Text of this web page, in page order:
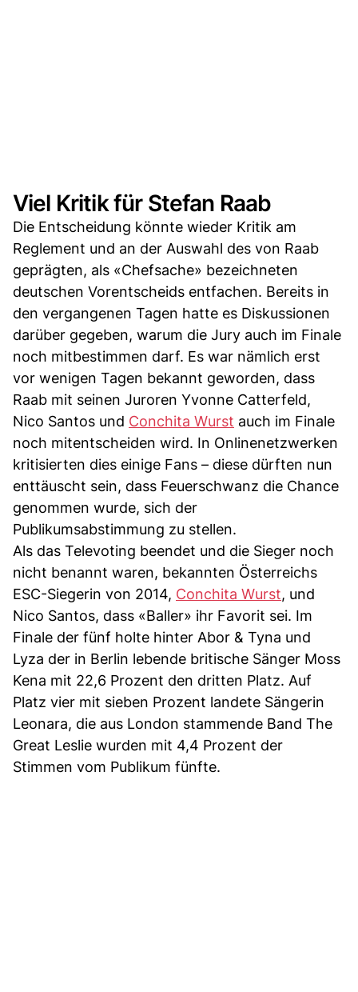
Viel Kritik für Stefan Raab
Die Entscheidung könnte wieder Kritik am
Reglement und an der Auswahl des von Raab
geprägten, als «Chefsache» bezeichneten
deutschen Vorentscheids entfachen. Bereits in
den vergangenen Tagen hatte es Diskussionen
darüber gegeben, warum die Jury auch im Finale
noch mitbestimmen darf. Es war nämlich erst
vor wenigen Tagen bekannt geworden, dass
Raab mit seinen Juroren Yvonne Catterfeld,
Nico Santos und Conchita Wurst auch im Finale
noch mitentscheiden wird. In Onlinenetzwerken
kritisierten dies einige Fans – diese dürften nun
enttäuscht sein, dass Feuerschwanz die Chance
genommen wurde, sich der
Publikumsabstimmung zu stellen.
Als das Televoting beendet und die Sieger noch
nicht benannt waren, bekannten Österreichs
ESC-Siegerin von 2014, Conchita Wurst, und
Nico Santos, dass «Baller» ihr Favorit sei. Im
Finale der fünf holte hinter Abor & Tyna und
Lyza der in Berlin lebende britische Sänger Moss
Kena mit 22,6 Prozent den dritten Platz. Auf
Platz vier mit sieben Prozent landete Sängerin
Leonara, die aus London stammende Band The
Great Leslie wurden mit 4,4 Prozent der
Stimmen vom Publikum fünfte.